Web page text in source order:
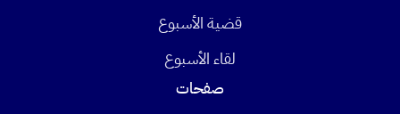
قضية الأسبوع
لقاء الأسبوع
صفحات